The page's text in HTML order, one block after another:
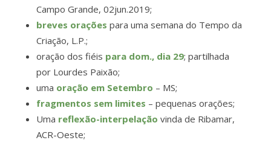
Campo Grande, 02jun.2019;
breves orações para uma semana do Tempo da
Criação, L.P.;
oração dos fiéis para dom., dia 29; partilhada
por Lourdes Paixão;
uma oração em Setembro – MS;
fragmentos sem limites – pequenas orações;
Uma reflexão-interpelação vinda de Ribamar,
ACR-Oeste;